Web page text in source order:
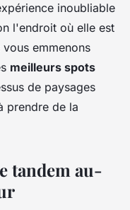
inoubliable
l'endroit où elle est
emmenons
meilleurs spots
de paysages
prendre de la
tandem au-